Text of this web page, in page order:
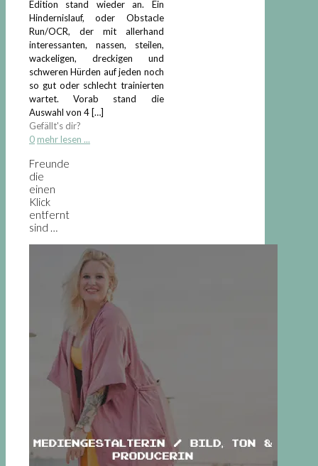
Edition stand wieder an. Ein
Hindernislauf, oder Obstacle
Run/OCR, der mit allerhand
interessanten, nassen, steilen,
wackeligen, dreckigen und
schweren Hürden auf jeden noch
so gut oder schlecht trainierten
wartet. Vorab stand die
Auswahl von 4[…]
Gefällt's dir?
0 mehr lesen ...
Freunde
die
einen
Klick
entfernt
sind …